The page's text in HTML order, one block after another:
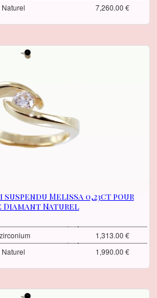
7,260.00 €
Melissa 0,23ct pour
Diamant Naturel
1,313.00 €
1,990.00 €